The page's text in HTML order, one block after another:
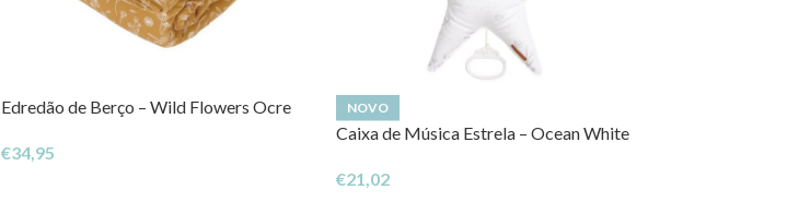
Edredão de Berço – Wild Flowers Ocre
€34,95
NOVO
Caixa de Música Estrela – Ocean White
€21,02